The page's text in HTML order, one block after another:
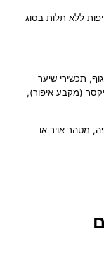
ללא תלות בסוג
תכשירי שיער
(מקבע איפור),
מטהר אויר או